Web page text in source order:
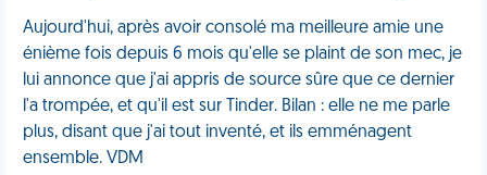
Aujourd'hui, après avoir consolé ma meilleure amie une
énième fois depuis 6 mois qu'elle se plaint de son mec, je
lui annonce que j'ai appris de source sûre que ce dernier
l'a trompée, et qu'il est sur Tinder. Bilan : elle ne me parle
plus, disant que j'ai tout inventé, et ils emménagent
ensemble. VDM